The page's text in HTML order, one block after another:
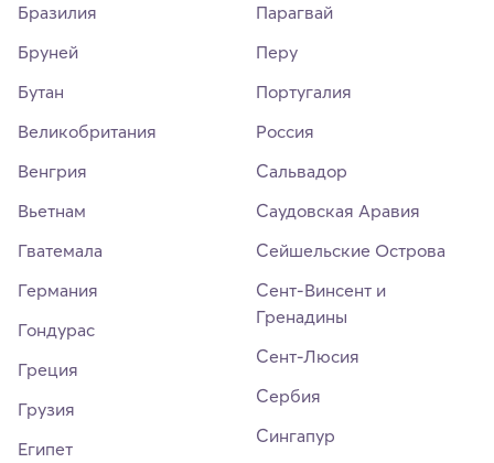
Бразилия
Бруней
Бутан
Великобритания
Венгрия
Вьетнам
Гватемала
Германия
Гондурас
Греция
Грузия
Египет
Парагвай
Перу
Португалия
Россия
Сальвадор
Саудовская Аравия
Сейшельские Острова
Сент-Винсент и
Гренадины
Сент-Люсия
Сербия
Сингапур